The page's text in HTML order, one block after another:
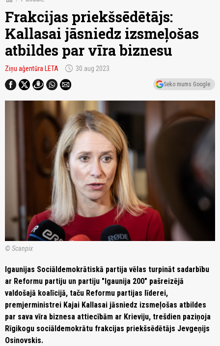
Frakcijas priekšsēdētājs:
Kallasai jāsniedz izsmeļošas
atbildes par vīra biznesu
Ziņu aģentūra LETA schedule 30.aug 2023
Seko mums Google
© Scanpix
Igaunijas Sociāldemokrātiskā partija vēlas turpināt sadarbību
ar Reformu partiju un partiju "Igaunija 200" pašreizējā
valdošajā koalīcijā, taču Reformu partijas līderei,
premjerministrei Kajai Kallasai jāsniedz izsmeļošas atbildes
par sava vīra biznesa attiecībām ar Krieviju, trešdien paziņoja
Rīgikogu sociāldemokrātu frakcijas priekšsēdētājs Jevgeņijs
Osinovskis.